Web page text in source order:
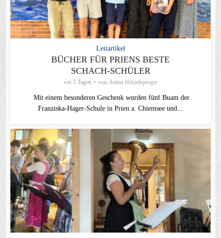
Leitartikel
BÜCHER FÜR PRIENS BESTE
SCHACH-SCHÜLER
vor 5 Tagen von Anton Hötzelsperger
Mit einem besonderen Geschenk wurden fünf Buam der
Franziska-Hager-Schule in Prien a. Chiemsee und...